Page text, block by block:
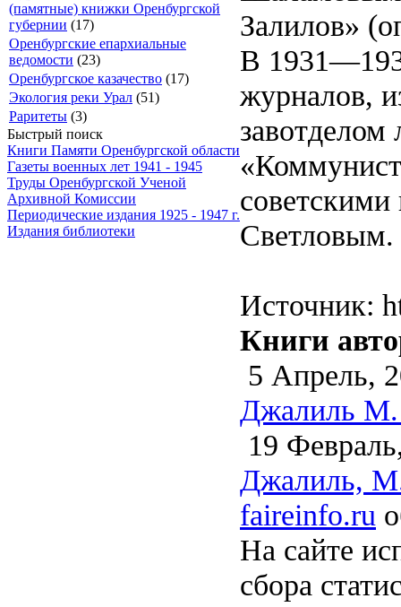
(памятные) книжки Оренбургской
губернии (17)
Оренбургские епархиальные
ведомости (23)
Оренбургское казачество (17)
Экология реки Урал (51)
Раритеты (3)
Быстрый поиск
Книги Памяти Оренбургской области
Газеты военных лет 1941 - 1945
Труды Оренбургской Ученой
Архивной Комиссии
Периодические издания 1925 - 1947 г.
Издания библиотеки
Залилов»
В
журналов,
завотделом
Светловым.
Источник:
Книги
5 Апрель,
Джалиль М.
19
Джалиль,
faireinfo.ru
На сайте
сбора